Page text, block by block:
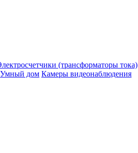
(трансформаторы тока)
Умный дом Камеры видеонаблюдения